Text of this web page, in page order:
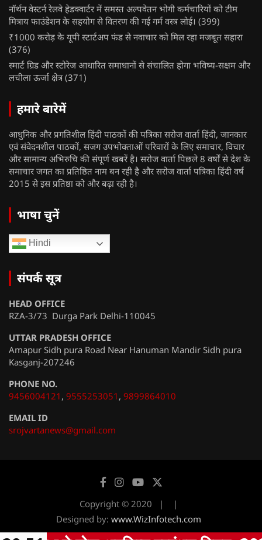
नॉर्थन वेस्टर्न रेलवे हेडक्वार्टर में समस्त अल्पवेतन भोगी कर्मचारियों को टीम
मित्राय फाउंडेशन के सहयोग से वितरण की गई गर्म वस्त्र लोई। (399)
₹1000 करोड़ के यूपी स्टार्टअप फंड से नवाचार को मिल रहा मजबूत सहारा
(376)
स्मार्ट ग्रिड और स्टोरेज आधारित समाधानों से संचालित होगा भविष्य-सक्षम और
लचीला ऊर्जा क्षेत्र (371)
हमारे बारेमें
आधुनिक और प्रगतिशील हिंदी पाठकों की पत्रिका सरोज वार्ता हिंदी, जानकार
एवं संवेदनशील पाठकों, सजग उपभोक्ताओं परिवारों के लिए समाचार, विचार
और सामान्य अभिरुचि की संपूर्ण खबरें है। सरोज वार्ता पिछले 8 वर्षों से देश के
समाचार जगत का प्रतिष्ठित नाम बन रही है और सरोज वार्ता पत्रिका हिंदी वर्ष
2015 से इस प्रतिष्ठा को और बढ़ा रही है।
भाषा चुनें
Hindi
संपर्क सूत्र
HEAD OFFICE
RZA-3/73 Durga Park Delhi-110045
UTTAR PRADESH OFFICE
Amapur Sidh pura Road Near Hanuman Mandir Sidh pura
Kasganj-207246
PHONE NO.
9456004121 , 9555253051 , 9899864010
EMAIL ID
srojvartanews@gmail.com
Copyright © 2020
Designed by: www.WizInfotech.com